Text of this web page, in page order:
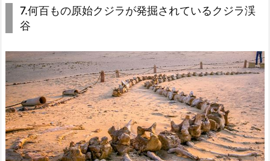
7.何百もの原始クジラが発掘されているクジラ渓
谷